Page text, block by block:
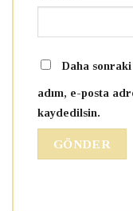
Daha
adım, e-posta
kaydedilsin.